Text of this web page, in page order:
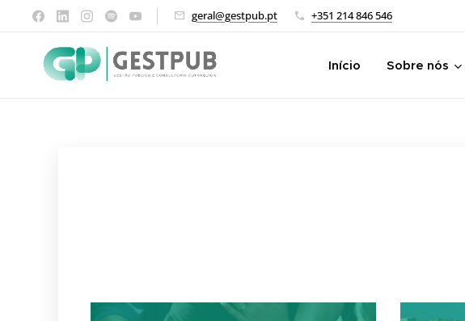
geral@gestpub.pt +351 214 846 546
Início Sobre nós